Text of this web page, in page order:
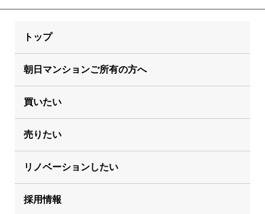
トップ
朝日マンションご所有の方へ
買いたい
売りたい
リノベーションしたい
採用情報